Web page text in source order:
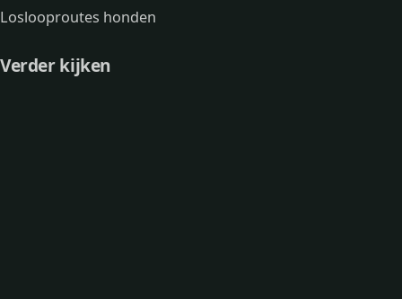
Loslooproutes honden
Verder kijken